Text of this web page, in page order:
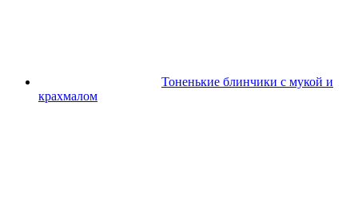
Тоненькие блинчики с мукой и
крахмалом